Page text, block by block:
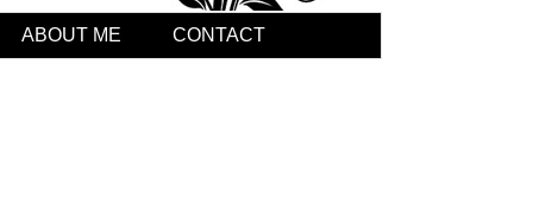
ABOUT ME CONTACT